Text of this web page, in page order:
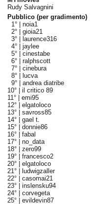
Rudy Salvagnini
Pubblico (per gradimento)
1° | noia1
2° | gioia21
3° |
laurence316
4° | jaylee
5° | cinestabe
6° | ralphscott
7° | cinebura
8° |
lucva
9° | andrea diatribe
10° | il critico 89
11° | emi95
12° | elgatoloco
13° | savross85
14° | gael t.
15° | donnie86
16° | fabal
17° | no_data
18° | zero99
19° | francesco2
20° | elgatoloco
21° |
ludwigzaller
22° | casomai21
23° | inslensku94
24° | corvegeta
25° | evildevin87